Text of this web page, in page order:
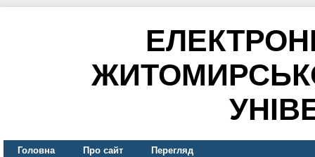
Головна Про сайт Перегляд